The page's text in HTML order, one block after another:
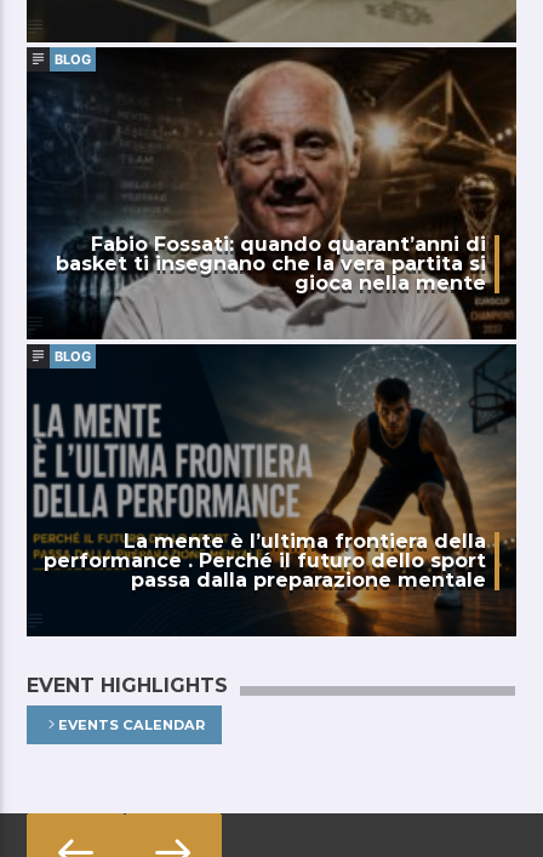
BLOG
Fabio Fossati: quando quarant’anni di
basket ti insegnano che la vera partita si
gioca nella mente
BLOG
La mente è l’ultima frontiera della
performance . Perché il futuro dello sport
passa dalla preparazione mentale
EVENT HIGHLIGHTS
EVENTS CALENDAR